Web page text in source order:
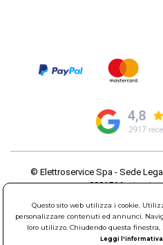
© Elettroservice Spa - Sede
00015
Sociale 1.600.000,00 Euro i.v.
Roma REA:
Sede Operativa: Via Leonardo da
Questo sito web utilizza i cookie.
personalizzare contenuti ed annunci.
loro utilizzo. Chiudendo questa finestra,
Leggi l'informativa